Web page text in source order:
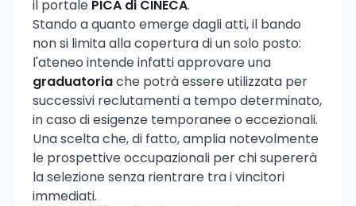
il portale PICA di CINECA.
Stando a quanto emerge dagli atti, il bando
non si limita alla copertura di un solo posto:
l'ateneo intende infatti approvare una
graduatoriache potrà essere utilizzata per
successivi reclutamenti a tempo determinato,
in caso di esigenze temporanee o eccezionali.
Una scelta che, di fatto, amplia notevolmente
le prospettive occupazionali per chi supererà
la selezione senza rientrare tra i vincitori
immediati.